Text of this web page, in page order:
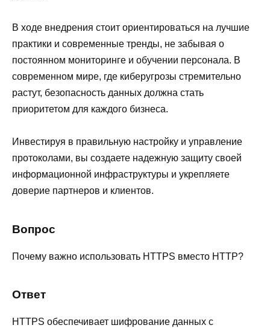
В ходе внедрения стоит ориентироваться на лучшие
практики и современные тренды, не забывая о
постоянном мониторинге и обучении персонала. В
современном мире, где киберугрозы стремительно
растут, безопасность данных должна стать
приоритетом для каждого бизнеса.
Инвестируя в правильную настройку и управление
протоколами, вы создаете надежную защиту своей
информационной инфраструктуры и укрепляете
доверие партнеров и клиентов.
Вопрос
Почему важно использовать HTTPS вместо HTTP?
Ответ
HTTPS обеспечивает шифрование данных с